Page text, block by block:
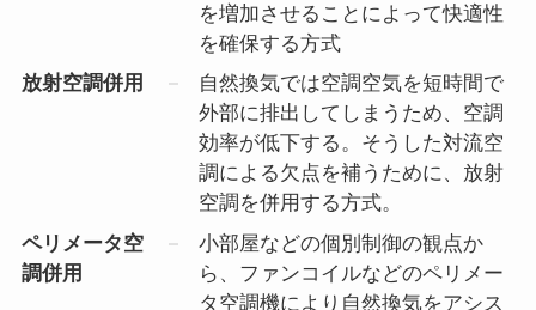
を増加させることによって快適性
を確保する方式
放射空調併用
自然換気では空調空気を短時間で
外部に排出してしまうため、空調
効率が低下する。そうした対流空
調による欠点を補うために、放射
空調を併用する方式。
ペリメータ空
調併用
小部屋などの個別制御の観点か
ら、ファンコイルなどのペリメー
タ空調機により自然換気をアシス